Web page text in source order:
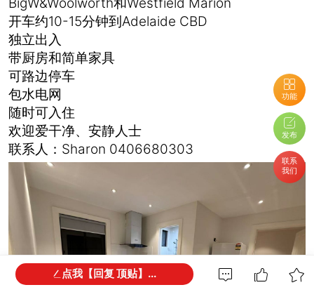
功能
发布
联系
我们
开车约10-15分钟到Adelaide CBD
独立出入
带厨房和简单家具
可路边停车
包水电网
随时可入住
欢迎爱干净、安静人士
联系人：Sharon 0406680303
点我【回复 顶贴】...